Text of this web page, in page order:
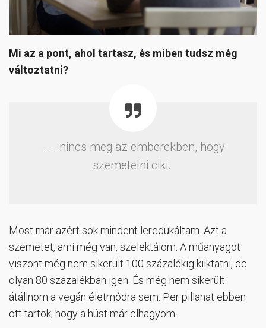
Mi az a pont, ahol tartasz, és miben tudsz még
változtatni?
. . . nincs meg az emberekben, hogy
szemetelni ciki.
Most már azért sok mindent leredukáltam. Azt a
szemetet, ami még van, szelektálom. A műanyagot
viszont még nem sikerült 100 százalékig kiiktatni, de
olyan 80 százalékban igen. És még nem sikerült
átállnom a vegán életmódra sem. Per pillanat ebben
ott tartok, hogy a húst már elhagyom.